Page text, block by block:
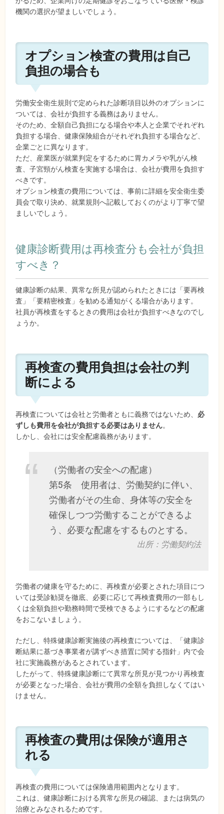
機関の選択が望ましいでしょう。
オプション検査の費用は自己
負担の場合も
労働安全衛生規則で定められた診断項目以外のオプションに
ついては、会社が負担する義務はありません。
そのため、全額自己負担になる場合や本人と企業でそれぞれ
負担する場合、健康保険組合がそれぞれ負担する場合など、
企業ごとに異なります。
ただ、産業医が就業判定をするために胃カメラや乳がん検
査、子宮頸がん検査を実施する場合は、会社が費用を負担す
べきです。
オプション検査の費用については、事前に詳細を安全衛生委
員会で取り決め、就業規則へ記載しておくのがより丁寧で望
ましいでしょう。
健康診断費用は再検査分も会社が負担
すべき？
健康診断の結果、異常な所見が認められたときには「要再検
査」「要精密検査」を勧める通知がくる場合があります。
社員が再検査をするときの費用は会社が負担すべきなのでし
ょうか。
再検査の費用負担は会社の判
断による
再検査については会社と労働者ともに義務ではないため、 必
ずしも費用を会社が負担する必要はありません。
しかし、会社には安全配慮義務があります。
（労働者の安全への配慮）
第5条 使用者は、労働契約に伴い、
労働者がその生命、身体等の安全を
確保しつつ労働することができるよ
う、必要な配慮をするものとする。
出所：労働契約法
労働者の健康を守るために、再検査が必要とされた項目につ
いては受診勧奨を徹底、必要に応じて再検査費用の一部もし
くは全額負担や勤務時間で受検できるようにするなどの配慮
をおこないましょう。
ただし、特殊健康診断実施後の再検査については、「健康診
断結果に基づき事業者が講ずべき措置に関する指針」内で会
社に実施義務があるとされています。
したがって、特殊健康診断にて異常な所見が見つかり再検査
が必要となった場合、会社が費用の全額を負担しなくてはい
けません。
再検査の費用は保険が適用さ
れる
再検査の費用については保険適用範囲内となります。
これは、健康診断における異常な所見の確認、または病気の
治療とみなされるためです。